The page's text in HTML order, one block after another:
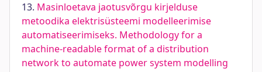
13. Masinloetava jaotusvõrgu kirjelduse
metoodika elektrisüsteemi modelleerimise
automatiseerimiseks. Methodology for a
machine-readable format of a distribution
network to automate power system modelling